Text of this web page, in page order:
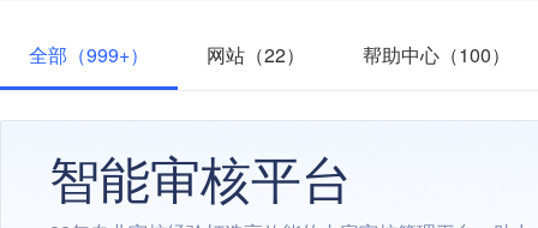
全部（999+） 网站（22） 帮助中心（100）
智能审核平台